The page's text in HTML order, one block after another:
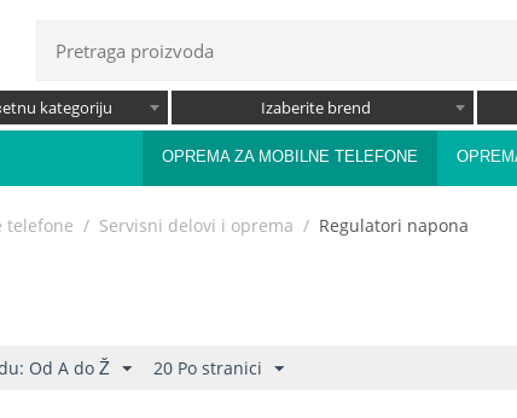
kategoriju Izaberite brend
OPREMA ZA MOBILNE TELEFONE
telefone / Servisni delovi i oprema / Regulatori napona
Od A do Ž 20 Po stranici